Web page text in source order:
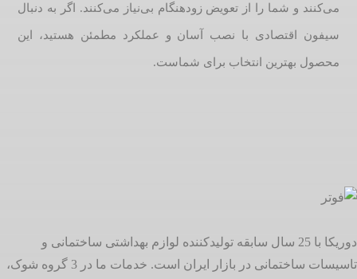
می‌کنند و شما را از تعویض زودهنگام بی‌نیاز می‌کنند. اگر به دنبال
سیفون اقتصادی با نصب آسان و عملکرد مطمئن هستید، این
محصول بهترین انتخاب برای شماست.
دوریکا با 25 سال سابقه تولیدکننده لوازم بهداشتی ساختمانی و
تاسیسات ساختمانی در بازار ایران است. خدمات ما در 3 گروه شوک،